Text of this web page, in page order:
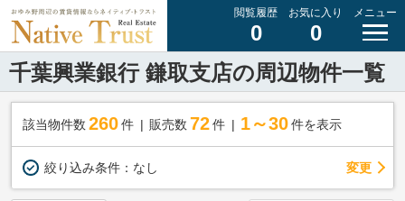
閲覧履歴
0
お気に入り
0
メニュー
千葉興業銀行 鎌取支店の周辺物件一覧
該当物件数 260件 販売数 72 件 1～30 件を表示
絞り込み条件： なし 変更